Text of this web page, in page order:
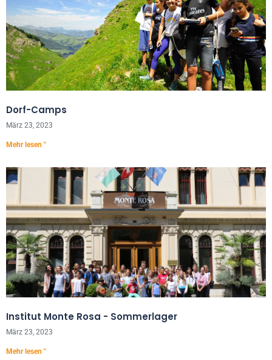
Dorf-Camps
März 23, 2023
Mehr lesen "
Institut Monte Rosa - Sommerlager
März 23, 2023
Mehr lesen "